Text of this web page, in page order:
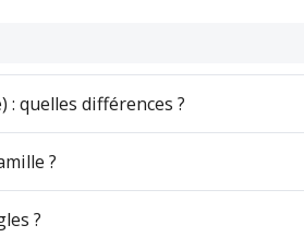
quelles différences ?
?
?